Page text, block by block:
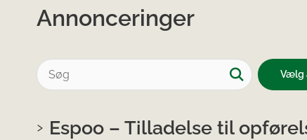
Annonceringer
Espoo – Tilladelse til